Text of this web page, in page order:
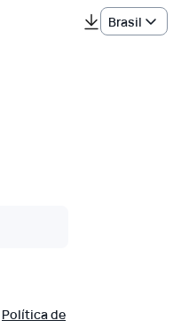
Brasil
Política de